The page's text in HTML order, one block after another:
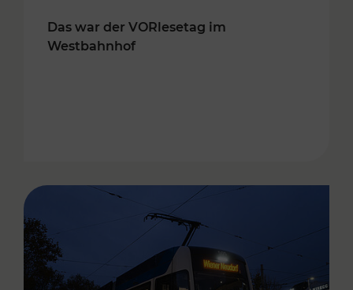
Das war der VORlesetag im
Westbahnhof